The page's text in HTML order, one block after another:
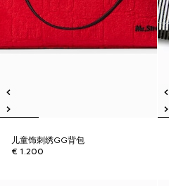
儿童饰刺绣GG背包
€ 1.200